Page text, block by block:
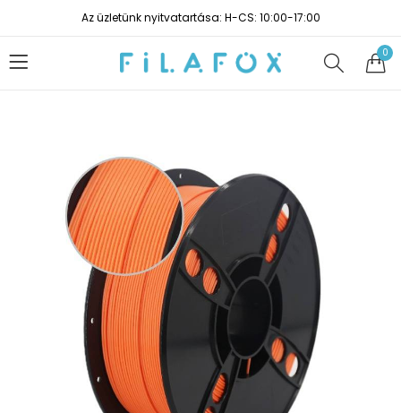
Az üzletünk nyitvatartása: H-CS: 10:00-17:00
0